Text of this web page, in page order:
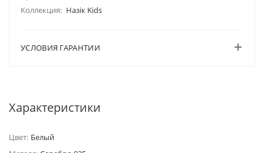
Коллекция: Назiк Kids
УСЛОВИЯ ГАРАНТИИ
Характеристики
Цвет: Белый